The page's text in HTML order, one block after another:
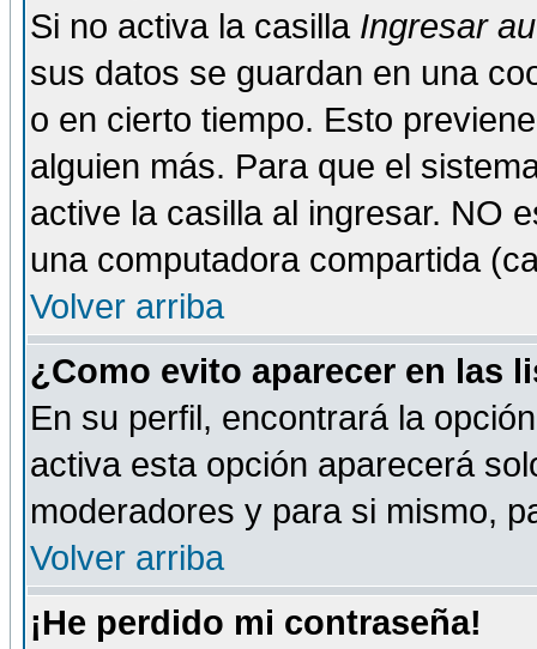
Si no activa la casilla Ingresar
sus datos se guardan en una
o en cierto tiempo. Esto
alguien más. Para que el
active la casilla al ingresar. NO
una computadora compartida
Volver arriba
¿Como evito aparecer en las
En su perfil, encontrará la
activa esta opción aparecerá
moderadores y para si mismo,
Volver arriba
¡He perdido mi contraseña!